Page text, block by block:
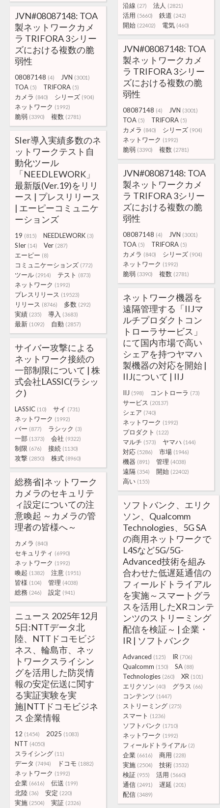
沿線 (27) 法人 (2821)
活用 (5660) 鉄道 (242)
開始 (22402) 電気 (460)
JVN#08087148: TOA
製ネットワークカメ
ラ TRIFORA 3シリー
ズにおける複数の脆
弱性
08087148 (4) JVN (3001)
TOA (5) TRIFORA (5)
カメラ (840) シリーズ (904)
ネットワーク (1992)
脆弱 (3390) 複数 (2781)
JVN#08087148: TOA
製ネットワークカメ
ラ TRIFORA 3シリー
ズにおける複数の脆
弱性
08087148 (4) JVN (3001)
TOA (5) TRIFORA (5)
カメラ (840) シリーズ (904)
ネットワーク (1992)
脆弱 (3390) 複数 (2781)
SIer導入実績多数のネ
ットワークテスト自
動化ツール
「NEEDLEWORK」
最新版(Ver.19)をリリ
ース | プレスリリース
| エーピーコミュニケ
ーションズ
19 (815) NEEDLEWORK (3)
SIer (14) Ver (287)
エーピー (8)
コミュニケーションズ (772)
ツール (2914) テスト (873)
ネットワーク (1992)
プレスリリース (19523)
リリース (8746) 多数 (292)
実績 (235) 導入 (3683)
最新 (1092) 自動 (2857)
JVN#08087148: TOA
製ネットワークカメ
ラ TRIFORA 3シリー
ズにおける複数の脆
弱性
08087148 (4) JVN (3001)
TOA (5) TRIFORA (5)
カメラ (840) シリーズ (904)
ネットワーク (1992)
脆弱 (3390) 複数 (2781)
ネットワーク機器を
遠隔管理する「IIJマ
ルチプロダクトコン
トローラサービス」
にて国内市場で高い
シェアを持つヤマハ
製機器の対応を開始 |
IIJについて | IIJ
IIJ (598) コントローラ (73)
サービス (20137)
シェア (740)
ネットワーク (1992)
プロダクト (122)
マルチ (573) ヤマハ (144)
対応 (5286) 市場 (1946)
機器 (891) 管理 (4038)
遠隔 (354) 開始 (22402)
高い (155)
サイバー攻撃による
ネットワーク接続の
一部制限について | 株
式会社LASSIC(ラシッ
ク)
LASSIC (10) サイ (731)
ネットワーク (1992)
バー (877) ラシック (3)
一部 (1373) 会社 (9322)
制限 (676) 接続 (1130)
攻撃 (2850) 株式 (8960)
総務省|ネットワーク
カメラのセキュリテ
ィ設定についての注
意喚起 ～カメラの管
理者の皆様へ～
カメラ (840)
セキュリティ (6990)
ネットワーク (1992)
喚起 (1382) 注意 (1951)
皆様 (104) 管理 (4038)
総務 (246) 設定 (941)
ソフトバンク、エリク
ソン、Qualcomm
Technologies、5G SA
の商用ネットワークで
L4Sなど5G/5G-
Advanced技術を組み
合わせた低遅延通信の
フィールドトライアル
を実施～スマートグラ
スを活用したXRコンテ
ンツのストリーミング
配信を検証～ | 企業・
IR | ソフトバンク
Advanced (125) IR (706)
Qualcomm (150) SA (88)
Technologies (260) XR (101)
エリクソン (40) グラス (66)
コンテンツ (1447)
ストリーミング (275)
スマート (1236)
ソフトバンク (1710)
ネットワーク (1992)
フィールドトライアル (2)
企業 (6616) 商用 (228)
実施 (2504) 技術 (3532)
検証 (955) 活用 (5660)
通信 (2491) 遅延 (201)
配信 (3489)
ニュース 2025年12月
5日:NTTデータ北
陸、NTTドコモビジ
ネス、輪島市、ネッ
トワークスライシン
グを活用した防災情
報の安定伝送に関す
る実証実験を実
施|NTTドコモビジネ
ス 企業情報
12 (1454) 2025 (1083)
NTT (4050)
スライシング (11)
データ (7494) ドコモ (1882)
ネットワーク (1992)
企業 (6616) 伝送 (199)
北陸 (36) 安定 (220)
実施 (2504) 実証 (2326)